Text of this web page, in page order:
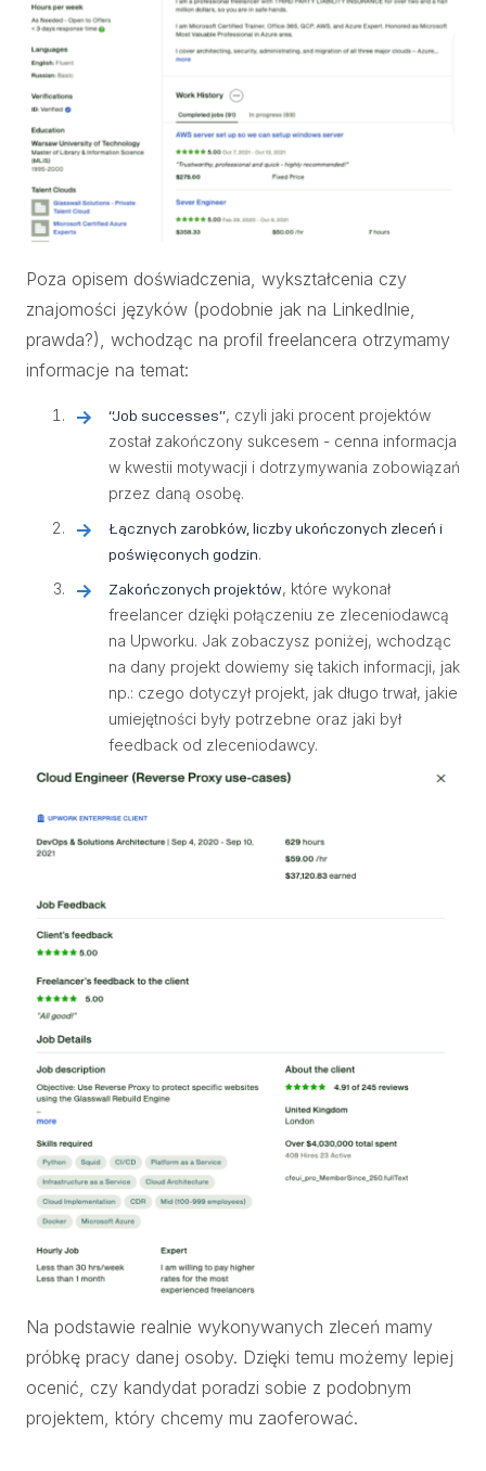
Poza opisem doświadczenia, wykształcenia czy
znajomości języków (podobnie jak na LinkedInie,
prawda?), wchodząc na profil freelancera otrzymamy
informacje na temat:
“Job successes”, czyli jaki procent projektów
został zakończony sukcesem - cenna informacja
w kwestii motywacji i dotrzymywania zobowiązań
przez daną osobę.
Łącznych zarobków, liczby ukończonych zleceń i
poświęconych godzin.
Zakończonych projektów, które wykonał
freelancer dzięki połączeniu ze zleceniodawcą
na Upworku. Jak zobaczysz poniżej, wchodząc
na dany projekt dowiemy się takich informacji, jak
np.: czego dotyczył projekt, jak długo trwał, jakie
umiejętności były potrzebne oraz jaki był
feedback od zleceniodawcy.
Na podstawie realnie wykonywanych zleceń mamy
próbkę pracy danej osoby. Dzięki temu możemy lepiej
ocenić, czy kandydat poradzi sobie z podobnym
projektem, który chcemy mu zaoferować.